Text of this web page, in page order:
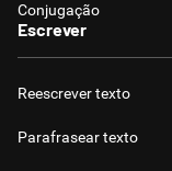
Conjugação
Escrever
Reescrever texto
Parafrasear texto